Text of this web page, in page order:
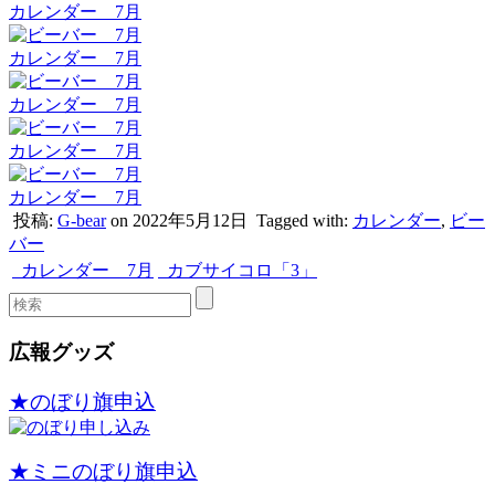
カレンダー 7月
カレンダー 7月
カレンダー 7月
カレンダー 7月
カレンダー 7月
投稿: G-bearon 2022年5月12日 Tagged with: カレンダー, ビー
バー
カレンダー 7月
カブサイコロ「3」
広報グッズ
★のぼり旗申込
★ミニのぼり旗申込